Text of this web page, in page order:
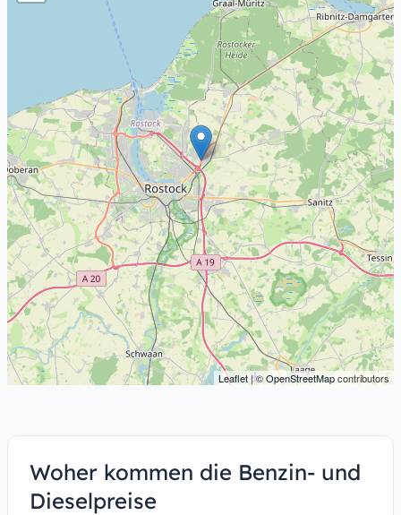
Leaflet| ©OpenStreetMapcontributors
Woher kommen die Benzin- und
Dieselpreise